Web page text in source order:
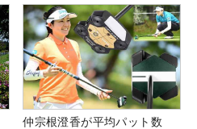
仲宗根澄香が平均パット数